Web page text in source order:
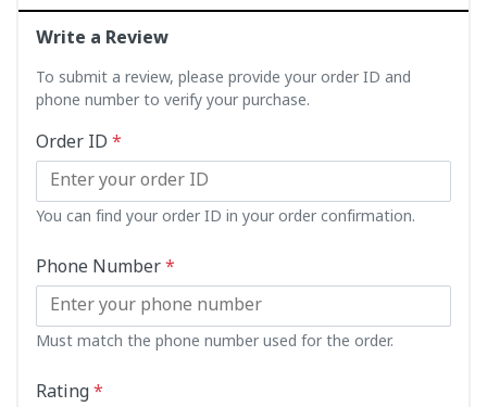
Write a Review
To submit a review, please provide your order ID and
phone number to verify your purchase.
Order ID *
You can find your order ID in your order confirmation.
Phone Number*
Must match the phone number used for the order.
Rating*